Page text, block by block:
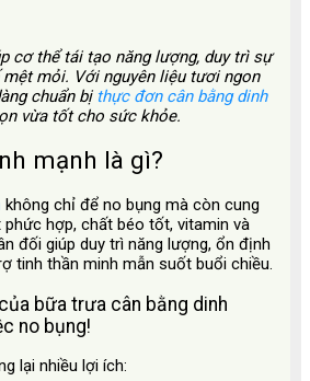
cơ thể tái tạo năng lượng, duy trì sự
mệt mỏi. Với nguyên liệu tươi ngon
chuẩn bị thực đơn cân bằng dinh
vừa tốt cho sức khỏe.
mạnh là gì?
không chỉ để no bụng mà còn cung
hợp, chất béo tốt, vitamin và
đối giúp duy trì năng lượng, ổn định
tinh thần minh mẫn suốt buổi chiều.
bữa trưa cân bằng dinh
no bụng!
lại nhiều lợi ích: